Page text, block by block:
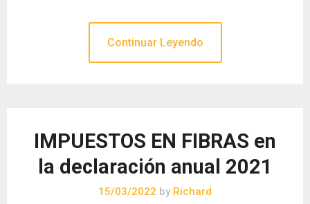
Continuar Leyendo
IMPUESTOS EN FIBRAS en
la declaración anual 2021
15/03/2022 by Richard